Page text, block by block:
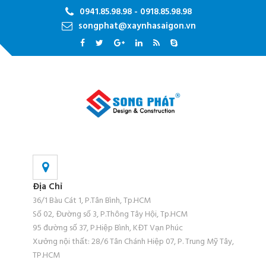
0941.85.98.98 - 0918.85.98.98
songphat@xaynhasaigon.vn
Địa Chỉ
36/1 Bàu Cát 1, P.Tân Bình, Tp.HCM
Số 02, Đường số 3, P.Thông Tây Hội, Tp.HCM
95 đường số 37, P.Hiệp Bình, KĐT Vạn Phúc
Xưởng nội thất: 28/6 Tân Chánh Hiệp 07, P. Trung Mỹ Tây,
TP.HCM